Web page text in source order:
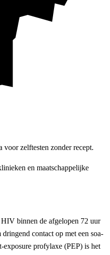
voor zelftesten zonder recept.
en maatschappelijke
binnen de afgelopen 72 uur
contact op met een soa-
exposure profylaxe (PEP) is het